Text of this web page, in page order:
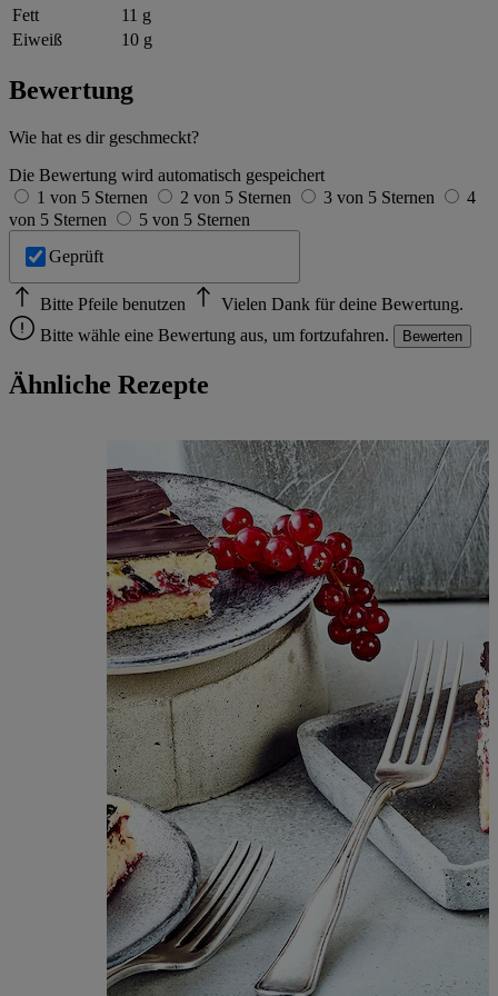
Fett
11 g
Eiweiß
10 g
Bewertung
Wie hat es dir geschmeckt?
Die Bewertung wird automatisch gespeichert
1 von 5 Sternen
2 von 5 Sternen 3 von 5 Sternen
4
von 5 Sternen
5 von 5 Sternen
Geprüft
Bitte Pfeile benutzen
Vielen Dank für deine Bewertung.
Bitte wähle eine Bewertung aus, um fortzufahren.
Bewerten
Ähnliche Rezepte